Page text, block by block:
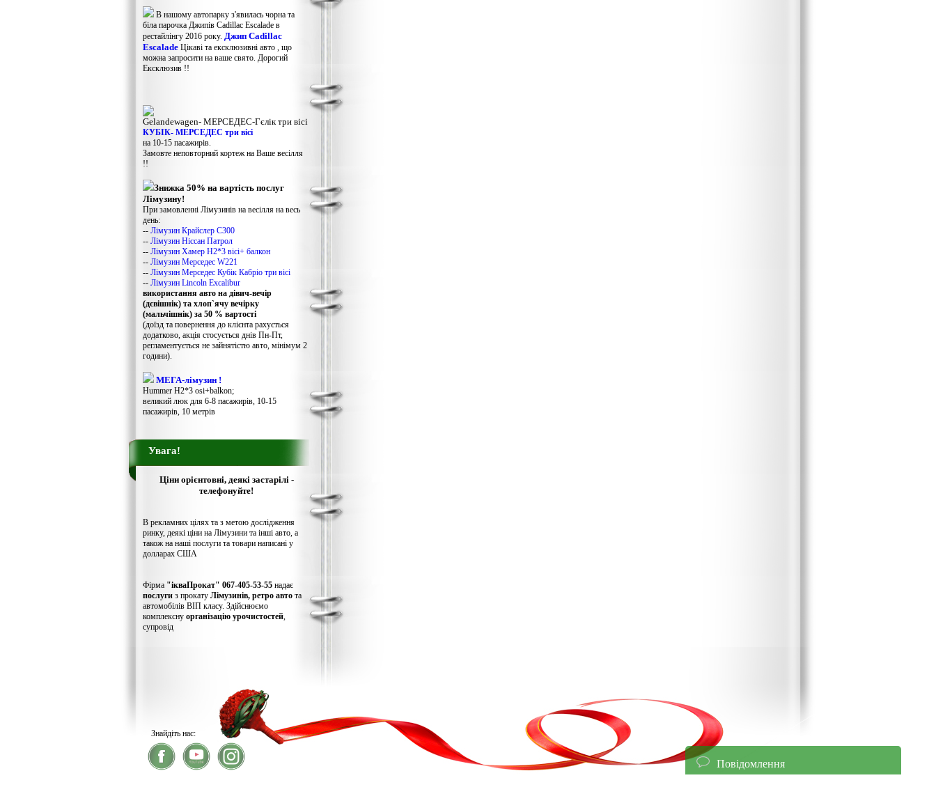
В нашому автопарку з'явилась чорна та
біла парочка Джипів Cadillac Escalade в
рестайлінгу 2016 року. Джип Cadillac
Escalade Цікаві та ексклюзивні авто , що
можна запросити на ваше свято. Дорогий
Ексклюзив !!
Gelandewagen​- МЕРСЕДЕС-Гєлік три вісі
КУБІК- МЕРСЕДЕС три вісі
на 10-15 пасажирів.
Замовте неповторний кортеж на Ваше весілля
!!
Знижка 50% на вартість послуг
Лімузину!
При замовленні Лімузинів на весілля на весь
день:
-- Лімузин Крайслер С300
-- Лімузин Ніссан Патрол
-- Лімузин Хамер Н2*3 вісі+ балкон
-- Лімузин Мерседес W221
-- Лімузин Мерседес Кубік Кабріо три вісі
-- Лімузин Lincoln Excalibur
використання авто на дівич-вечір
(дєвішнік) та хлоп`ячу вечірку
(мальчішнік) за 50 % вартості
(доїзд та повернення до клієнта рахується
додатково, акція стосується днів Пн-Пт,
регламентується не зайнятістю авто, мінімум 2
години).
МЕГА-лімузин !
Hummer H2*3 osi+balkon;
великий люк для 6-8 пасажирів, 10-15
пасажирів, 10 метрів
Увага!
Ціни орієнтовні, деякі застарілі -
телефонуйте!
В рекламних цілях та з метою дослідження
ринку, деякі ціни на Лімузини та інші авто, а
також на наші послуги та товари написані у
долларах США
Фірма "ікваПрокат" 067-405-53-55 надає
послуги з прокату Лімузинів, ретро авто та
автомобілів ВІП класу. Здійснюємо
комплексну організацію урочистостей,
супровід
Знайдіть нас:
Повідомлення